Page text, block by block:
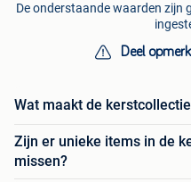
De onderstaande waarden zijn
Deel
Wat maakt de
Zijn er unieke items in de
missen?